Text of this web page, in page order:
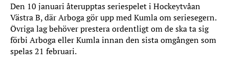
Den 10 januari återupptas seriespelet i Hockeytvåan
Västra B, där Arboga gör upp med Kumla om seriesegern.
Övriga lag behöver prestera ordentligt om de ska ta sig
förbi Arboga eller Kumla innan den sista omgången som
spelas 21 februari.